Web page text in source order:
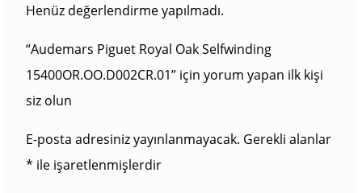
Henüz değerlendirme yapılmadı.
“Audemars Piguet Royal Oak Selfwinding
15400OR.OO.D002CR.01” için yorum yapan ilk kişi
siz olun
E-posta adresiniz yayınlanmayacak. Gerekli alanlar
* ile işaretlenmişlerdir